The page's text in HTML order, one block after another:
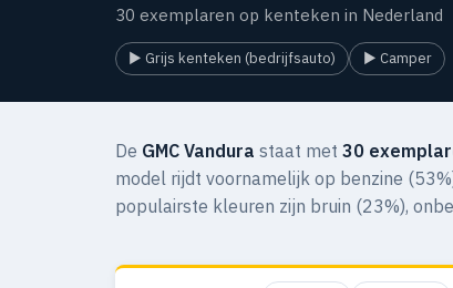
30 exemplaren op kenteken in Nederland
▶ Grijs kenteken (bedrijfsauto) ▶ Camper
De GMC Vandura staat met 30
model rijdt voornamelijk op benzine
populairste kleuren zijn bruin (23%),